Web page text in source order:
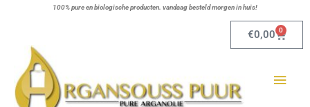
100% pure en biologische producten. vandaag besteld morgen in huis!
€0,00 0